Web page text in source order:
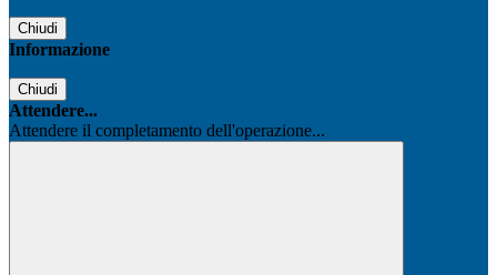
Chiudi
Informazione
Chiudi
Attendere...
Attendere il completamento dell'operazione...